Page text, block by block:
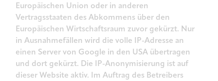
Europäischen Union oder in anderen
Vertragsstaaten des Abkommens über den
Europäischen Wirtschaftsraum zuvor gekürzt. Nur
in Ausnahmefällen wird die volle IP-Adresse an
einen Server von Google in den USA übertragen
und dort gekürzt. Die IP-Anonymisierung ist auf
dieser Website aktiv. Im Auftrag des Betreibers